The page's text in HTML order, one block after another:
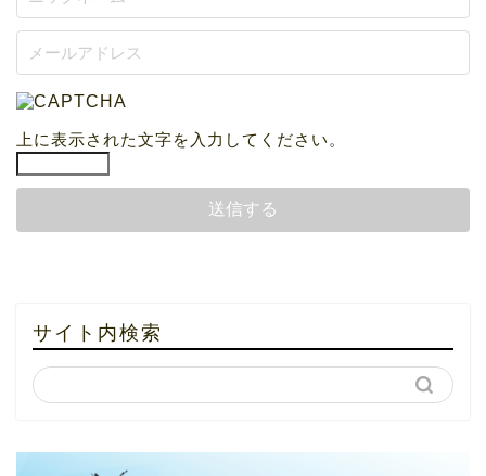
上に表示された文字を入力してください。
サイト内検索